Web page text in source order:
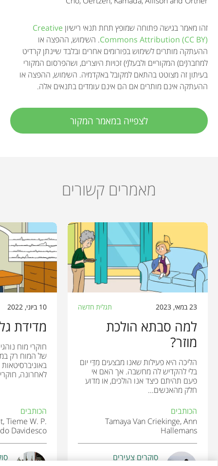
זהו מאמר בגישה פתוחה שמופץ תחת תנאי רישיון Creative
Commons Attribution (CC BY). השימוש, ההפצה או
ההעתקה מותרים לשימוש בפורומים אחרים ובלבד שיינתן קרדיט
למחבר(ים) המקוריים ולבעל(י) זכויות היוצרים, ושהפרסום המקורי
בעיתון זה מצוטט בהתאם למקובל באקדמיה. השימוש, ההפצה או
ההעתקה אינם מותרים אם הם אינם עומדים בתנאים אלה.
לצפייה במאמר המקור
מאמרים קשורים
23 במאי, 2023 תגלית חדשה
למה סבתא הולכת
מוזר?
הליכה היא פעילות שאנו מבצעים מִדֵּי יום
בלי להקדיש לה מחשבה. אך האם אי
פעם תהיתם כיצד אנו הולכים, או מדוע
חלק מהאנשים...
הכותבים
Tamaya Van Criekinge, Ann
Hallemans
סוקרים צעירים
10 ביוני, 2022
מדידת
חוקרי מוח
של המוח רק
לאחרונה,
הכותבים
Tieme W. P.
Davidesco